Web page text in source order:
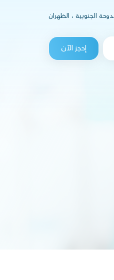
الجنوبية ، الظهران
إحجز الآن